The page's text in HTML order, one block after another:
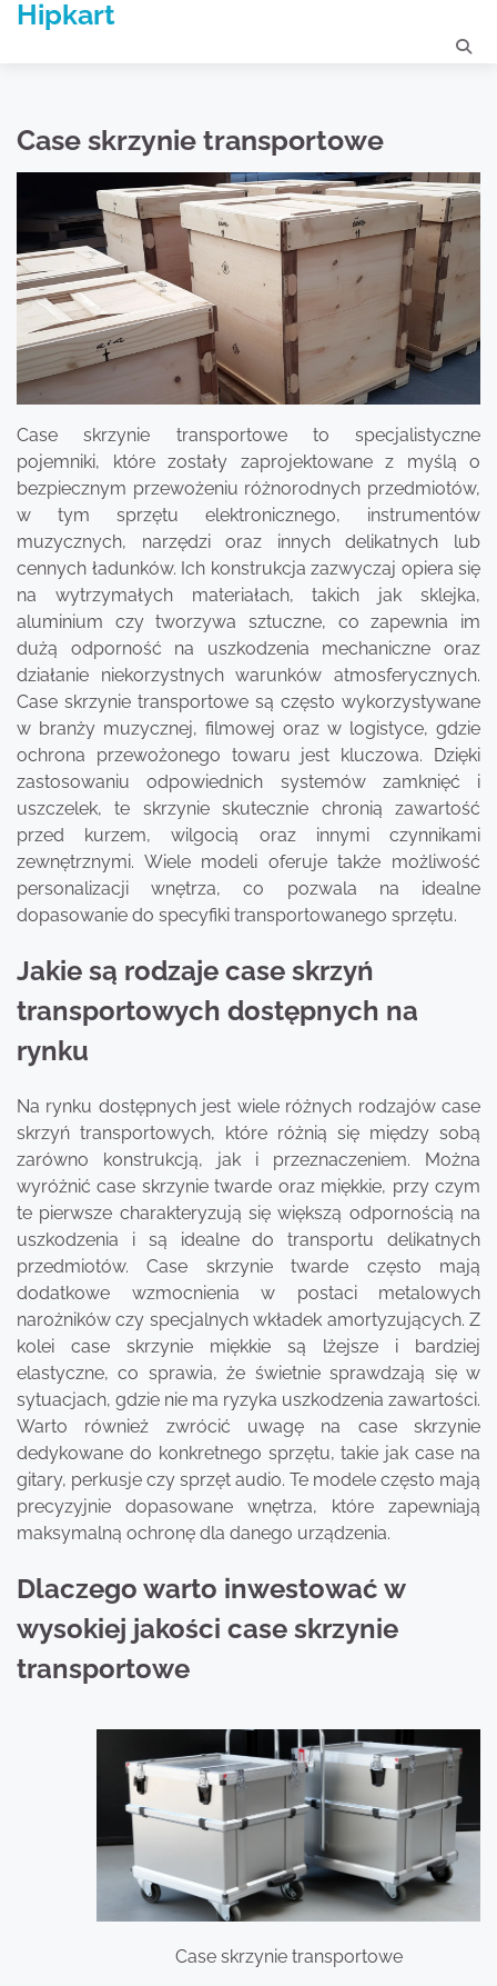
SkipHipkart
Case skrzynie transportowe
Case skrzynie transportowe to specjalistyczne
pojemniki, które zostały zaprojektowane z myślą o
bezpiecznym przewożeniu różnorodnych przedmiotów,
w tym sprzętu elektronicznego, instrumentów
muzycznych, narzędzi oraz innych delikatnych lub
cennych ładunków. Ich konstrukcja zazwyczaj opiera się
na wytrzymałych materiałach, takich jak sklejka,
aluminium czy tworzywa sztuczne, co zapewnia im
dużą odporność na uszkodzenia mechaniczne oraz
działanie niekorzystnych warunków atmosferycznych.
Case skrzynie transportowe są często wykorzystywane
w branży muzycznej, filmowej oraz w logistyce, gdzie
ochrona przewożonego towaru jest kluczowa. Dzięki
zastosowaniu odpowiednich systemów zamknięć i
uszczelek, te skrzynie skutecznie chronią zawartość
przed kurzem, wilgocią oraz innymi czynnikami
zewnętrznymi. Wiele modeli oferuje także możliwość
personalizacji wnętrza, co pozwala na idealne
dopasowanie do specyfiki transportowanego sprzętu.
Jakie są rodzaje case skrzyń
transportowych dostępnych na
rynku
Na rynku dostępnych jest wiele różnych rodzajów case
skrzyń transportowych, które różnią się między sobą
zarówno konstrukcją, jak i przeznaczeniem. Można
wyróżnić case skrzynie twarde oraz miękkie, przy czym
te pierwsze charakteryzują się większą odpornością na
uszkodzenia i są idealne do transportu delikatnych
przedmiotów. Case skrzynie twarde często mają
dodatkowe wzmocnienia w postaci metalowych
narożników czy specjalnych wkładek amortyzujących. Z
kolei case skrzynie miękkie są lżejsze i bardziej
elastyczne, co sprawia, że świetnie sprawdzają się w
sytuacjach, gdzie nie ma ryzyka uszkodzenia zawartości.
Warto również zwrócić uwagę na case skrzynie
dedykowane do konkretnego sprzętu, takie jak case na
gitary, perkusje czy sprzęt audio. Te modele często mają
precyzyjnie dopasowane wnętrza, które zapewniają
maksymalną ochronę dla danego urządzenia.
Dlaczego warto inwestować w
wysokiej jakości case skrzynie
transportowe
Case skrzynie transportowe